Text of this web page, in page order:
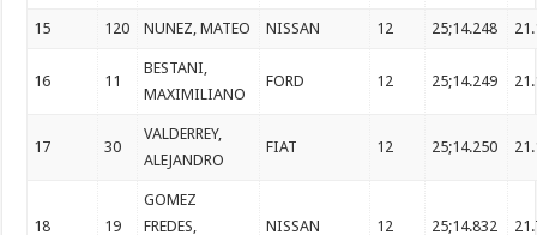
15 120 NUNEZ, MATEO NISSAN 12 25;14.248
16 11
BESTANI,
MAXIMILIANO
FORD 12 25;14.249
17 30
VALDERREY,
ALEJANDRO
FIAT 12 25;14.250
18 19
GOMEZ
FREDES,
NISSAN 12 25;14.832